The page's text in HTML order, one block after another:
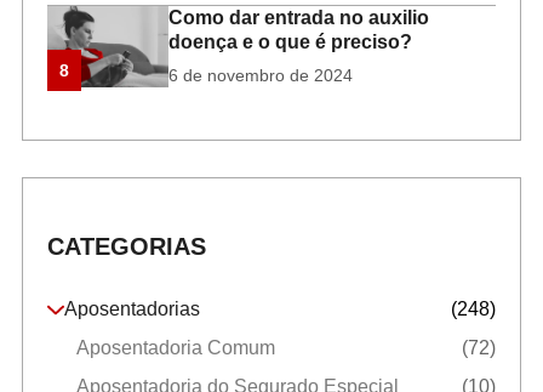
8
Como dar entrada no auxilio
doença e o que é preciso?
6 de novembro de 2024
CATEGORIAS
Aposentadorias
(248)
Aposentadoria Comum
(72)
Aposentadoria do Segurado Especial
(10)